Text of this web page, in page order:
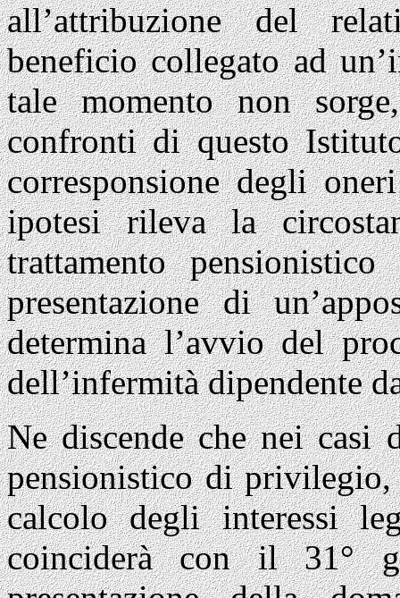
all’attribuzione del
beneficio collegato ad
tale momento non
confronti di questo
corresponsione degli
ipotesi rileva la
trattamento
presentazione di
determina l’avvio del
dell’infermità dipendente
Ne discende che nei casi
pensionistico di privilegio,
calcolo degli interessi
coinciderà con il 31°